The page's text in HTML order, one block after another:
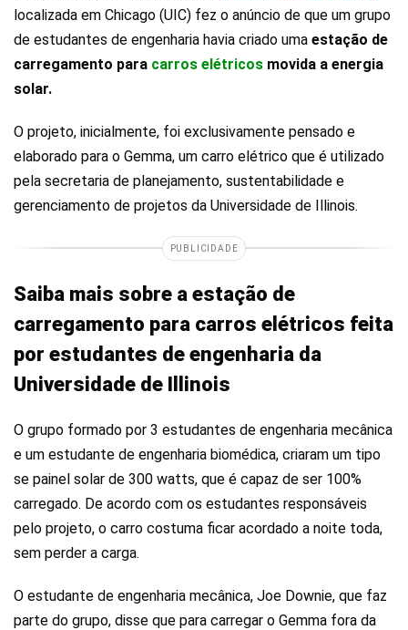
localizada em Chicago (UIC) fez o anúncio de que um grupo
de estudantes de engenharia havia criado uma estação de
carregamento para carros elétricos movida a energia
solar.
O projeto, inicialmente, foi exclusivamente pensado e
elaborado para o Gemma, um carro elétrico que é utilizado
pela secretaria de planejamento, sustentabilidade e
gerenciamento de projetos da Universidade de Illinois.
PUBLICIDADE
Saiba mais sobre a estação de
carregamento para carros elétricos feita
por estudantes de engenharia da
Universidade de Illinois
O grupo formado por 3 estudantes de engenharia mecânica
e um estudante de engenharia biomédica, criaram um tipo
se painel solar de 300 watts, que é capaz de ser 100%
carregado. De acordo com os estudantes responsáveis
pelo projeto, o carro costuma ficar acordado a noite toda,
sem perder a carga.
O estudante de engenharia mecânica, Joe Downie, que faz
parte do grupo, disse que para carregar o Gemma fora da